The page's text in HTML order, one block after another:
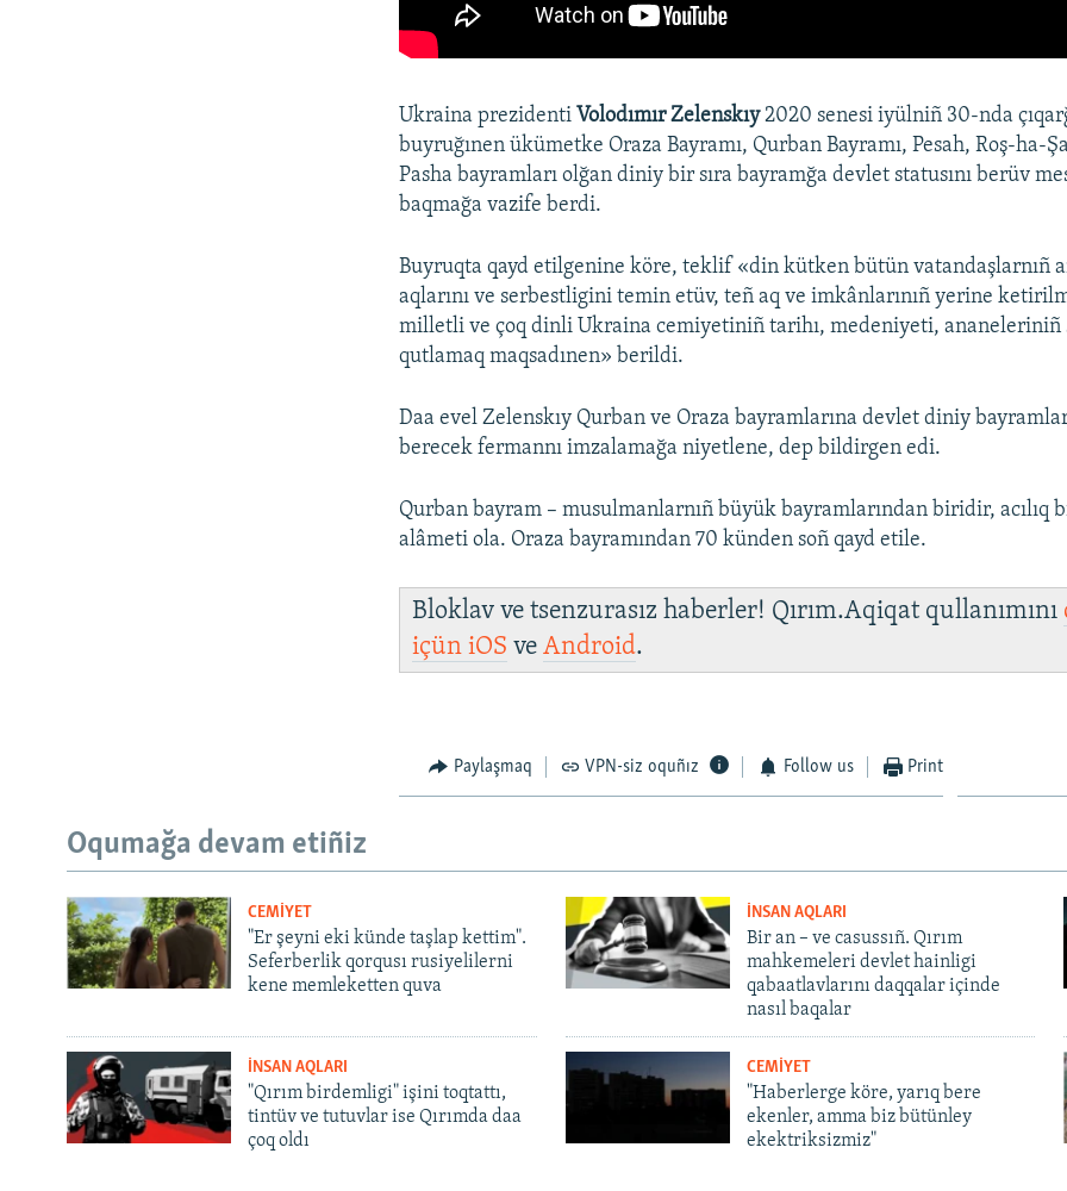
Ukraina prezidenti Volodımır Zelenskıy2020 senesi iyülniñ 30-nda
buyruğınen ükümetke Oraza Bayramı, Qurban Bayramı, Pesah, Roş-ha-
Pasha bayramları olğan diniy bir sıra bayramğa devlet statusını berüv
baqmağa vazife berdi.
Buyruqta qayd etilgenine köre, teklif «din kütken bütün vatandaşlarnıñ
aqlarını ve serbestligini temin etüv, teñ aq ve imkânlarınıñ yerine
milletli ve çoq dinli Ukraina cemiyetiniñ tarihı, medeniyeti, ananeleriniñ
qutlamaq maqsadınen» berildi.
Daa evel Zelenskıy Qurban ve Oraza bayramlarına devlet diniy
berecek fermannı imzalamağa niyetlene, dep bildirgen edi.
Qurban bayram – musulmanlarnıñ büyük bayramlarından biridir, acılıq
alâmeti ola. Oraza bayramından 70 künden soñ qayd etile.
Bloklav ve tsenzurasız haberler! Qırım.Aqiqat qullanımını
içüniOS veAndroid.
Paylaşmaq VPN-siz oquñız Follow us Print
Oqumağa devam etiñiz
CEMİYET
"Er şeyni eki künde taşlap kettim".
Seferberlik qorqusı rusiyelilerni
kene memleketten quva
İNSAN AQLARI
Bir an – ve casussıñ. Qırım
mahkemeleri devlet hainligi
qabaatlavlarını daqqalar içinde
nasıl baqalar
İNSAN AQLARI
"Qırım birdemligi" işini toqtattı,
tintüv ve tutuvlar ise Qırımda daa
çoq oldı
CEMİYET
"Haberlerge köre, yarıq bere
ekenler, amma biz bütünley
ekektriksizmiz"